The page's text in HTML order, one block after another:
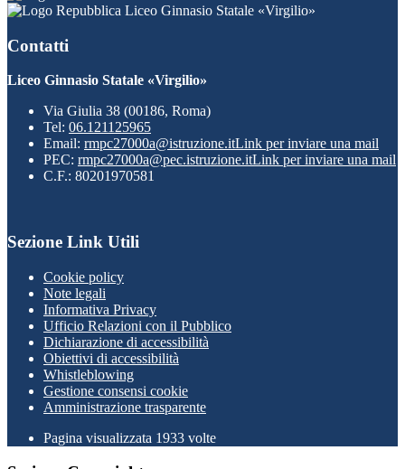
Liceo Ginnasio Statale «Virgilio»
Contatti
Liceo Ginnasio Statale «Virgilio»
Via Giulia 38 (00186, Roma)
Tel: 06.121125965
Email: rmpc27000a@istruzione.itLink per inviare una mail
PEC: rmpc27000a@pec.istruzione.itLink per inviare una mail
C.F.: 80201970581
Sezione Link Utili
Cookie policy
Note legali
Informativa Privacy
Ufficio Relazioni con il Pubblico
Dichiarazione di accessibilità
Obiettivi di accessibilità
Whistleblowing
Gestione consensi cookie
Amministrazione trasparente
Pagina visualizzata 1933 volte